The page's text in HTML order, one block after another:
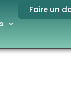
Faire un